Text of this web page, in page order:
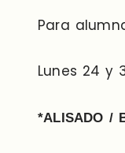
Para
Lunes 24 y
*ALISADO /